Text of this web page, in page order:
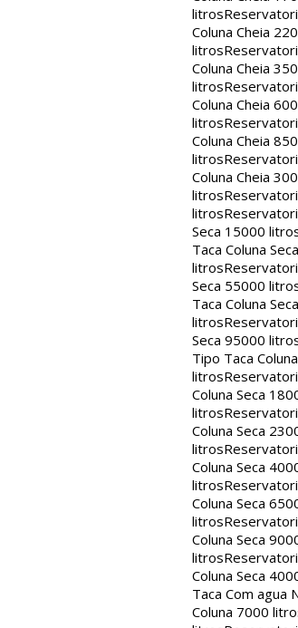
litros
Coluna Cheia
litros
Coluna Cheia
litros
Coluna Cheia
litros
Coluna Cheia
litros
Coluna Cheia
litros
litros
Seca 15000
Taca Coluna
litros
Seca 55000
Taca Coluna
litros
Seca 95000
Tipo Taca
litros
Coluna Seca
litros
Coluna Seca
litros
Coluna Seca
litros
Coluna Seca
litros
Coluna Seca
litros
Coluna Seca
Taca Com agua
Coluna 7000